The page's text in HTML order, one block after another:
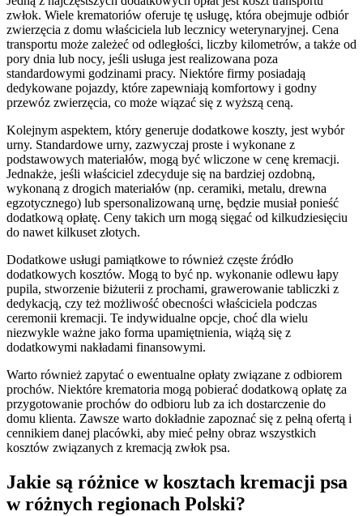
zwłok. Wiele krematoriów oferuje tę usługę, która obejmuje odbiór
zwierzęcia z domu właściciela lub lecznicy weterynaryjnej. Cena
transportu może zależeć od odległości, liczby kilometrów, a także od
pory dnia lub nocy, jeśli usługa jest realizowana poza
standardowymi godzinami pracy. Niektóre firmy posiadają
dedykowane pojazdy, które zapewniają komfortowy i godny
przewóz zwierzęcia, co może wiązać się z wyższą ceną.
Kolejnym aspektem, który generuje dodatkowe koszty, jest wybór
urny. Standardowe urny, zazwyczaj proste i wykonane z
podstawowych materiałów, mogą być wliczone w cenę kremacji.
Jednakże, jeśli właściciel zdecyduje się na bardziej ozdobną,
wykonaną z drogich materiałów (np. ceramiki, metalu, drewna
egzotycznego) lub spersonalizowaną urnę, będzie musiał ponieść
dodatkową opłatę. Ceny takich urn mogą sięgać od kilkudziesięciu
do nawet kilkuset złotych.
Dodatkowe usługi pamiątkowe to również częste źródło
dodatkowych kosztów. Mogą to być np. wykonanie odlewu łapy
pupila, stworzenie biżuterii z prochami, grawerowanie tabliczki z
dedykacją, czy też możliwość obecności właściciela podczas
ceremonii kremacji. Te indywidualne opcje, choć dla wielu
niezwykle ważne jako forma upamiętnienia, wiążą się z
dodatkowymi nakładami finansowymi.
Warto również zapytać o ewentualne opłaty związane z odbiorem
prochów. Niektóre krematoria mogą pobierać dodatkową opłatę za
przygotowanie prochów do odbioru lub za ich dostarczenie do
domu klienta. Zawsze warto dokładnie zapoznać się z pełną ofertą i
cennikiem danej placówki, aby mieć pełny obraz wszystkich
kosztów związanych z kremacją zwłok psa.
Jakie są różnice w kosztach kremacji psa
w różnych regionach Polski?